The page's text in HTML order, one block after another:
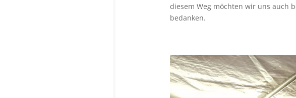
diesem Weg möchten wir uns auch
bedanken.